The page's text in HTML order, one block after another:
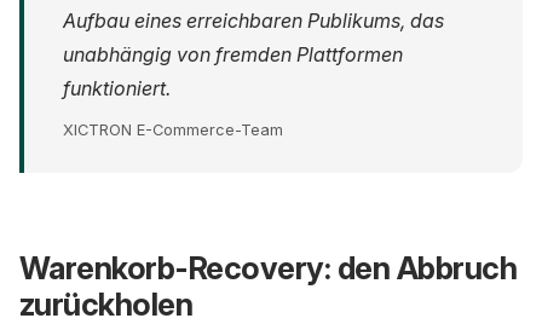
Aufbau eines erreichbaren Publikums, das
unabhängig von fremden Plattformen
funktioniert.
XICTRON E-Commerce-Team
Warenkorb-Recovery: den Abbruch
zurückholen